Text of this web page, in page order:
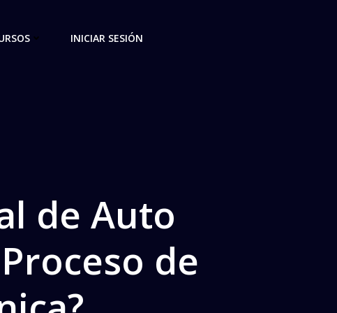
INICIAR SESIÓN
de Auto
de